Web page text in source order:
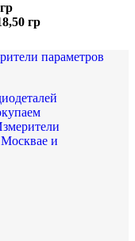
гр
параметров